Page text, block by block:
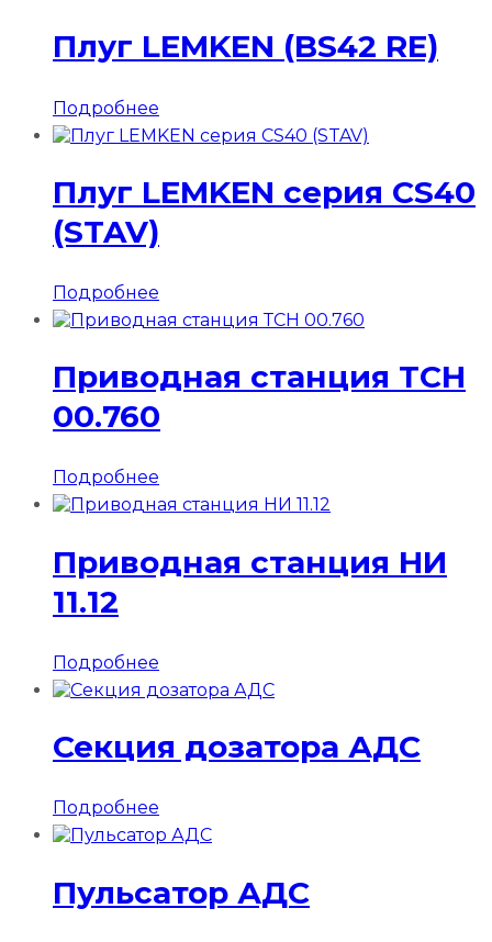
Плуг LEMKEN (BS42 RE)
Подробнее
Плуг LEMKEN серия CS40
(STAV)
Подробнее
Приводная станция ТСН
00.760
Подробнее
Приводная станция НИ
11.12
Подробнее
Секция дозатора АДС
Подробнее
Пульсатор АДС